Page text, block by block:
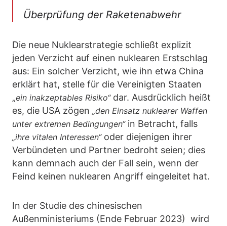
Überprüfung der Raketenabwehr
Die neue Nuklearstrategie schließt explizit
jeden Verzicht auf einen nuklearen Erstschlag
aus: Ein solcher Verzicht, wie ihn etwa China
erklärt hat, stelle für die Vereinigten Staaten
„ein inakzeptables Risiko“dar. Ausdrücklich heißt
es, die USA zögen „den Einsatz nuklearer Waffen
unter extremen Bedingungen“in Betracht, falls
„ihre vitalen Interessen“oder diejenigen ihrer
Verbündeten und Partner bedroht seien; dies
kann demnach auch der Fall sein, wenn der
Feind keinen nuklearen Angriff eingeleitet hat.
In der Studie des chinesischen
Außenministeriums (Ende Februar 2023) wird